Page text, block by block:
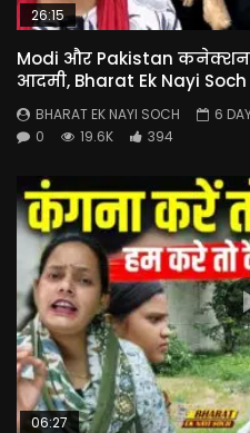
26:15
Modi और Pakistan कनेक्शन!
आदमी, Bharat Ek Nayi Soch
BHARAT EK NAYI SOCH
6
0
19.6K 394
06:27